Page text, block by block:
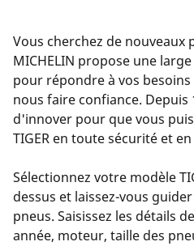
Vous cherchez de nouveaux
MICHELIN propose une
pour répondre à vos
nous faire confiance. Depuis
d'innover pour que vous
TIGER en toute sécurité et
Sélectionnez votre modèle
dessus et laissez-vous
pneus. Saisissez les détails
année, moteur, taille des